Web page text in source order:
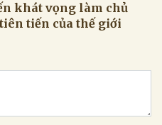
khát vọng làm chủ
tiến của thế giới